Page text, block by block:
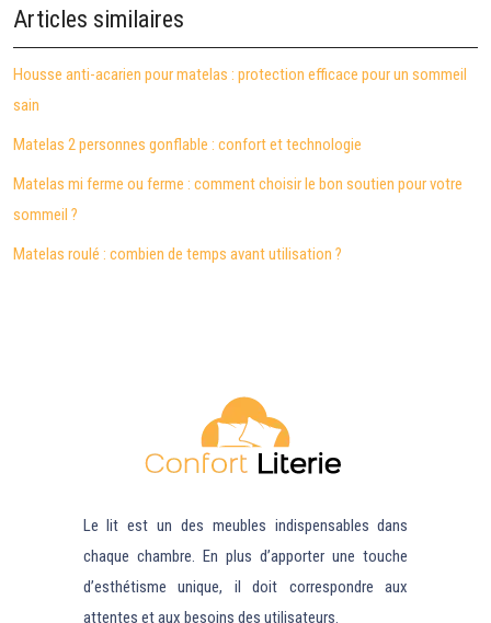
Articles similaires
Housse anti-acarien pour matelas : protection efficace pour un sommeil
sain
Matelas 2 personnes gonflable : confort et technologie
Matelas mi ferme ou ferme : comment choisir le bon soutien pour votre
sommeil ?
Matelas roulé : combien de temps avant utilisation ?
Le lit est un des meubles indispensables dans
chaque chambre. En plus d’apporter une touche
d’esthétisme unique, il doit correspondre aux
attentes et aux besoins des utilisateurs.